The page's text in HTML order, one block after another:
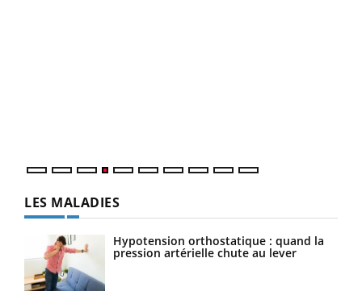
LES MALADIES
Hypotension orthostatique : quand la
pression artérielle chute au lever